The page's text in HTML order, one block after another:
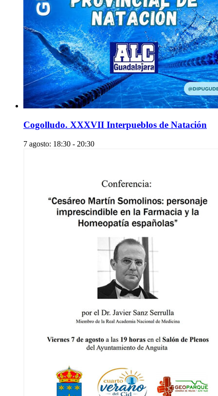
Cogolludo. XXXVII Interpueblos de Natación
7 agosto: 18:30 - 20:30